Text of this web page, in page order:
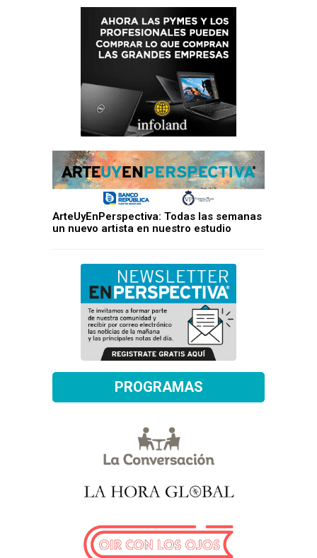
ArteUyEnPerspectiva: Todas las semanas
un nuevo artista en nuestro estudio
PROGRAMAS